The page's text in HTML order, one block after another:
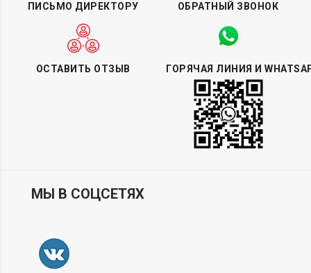
ПИСЬМО ДИРЕКТОРУ ОБРАТНЫЙ ЗВОНОК
ОСТАВИТЬ ОТЗЫВ ГОРЯЧАЯ ЛИНИЯ И
МЫ В СОЦСЕТЯХ